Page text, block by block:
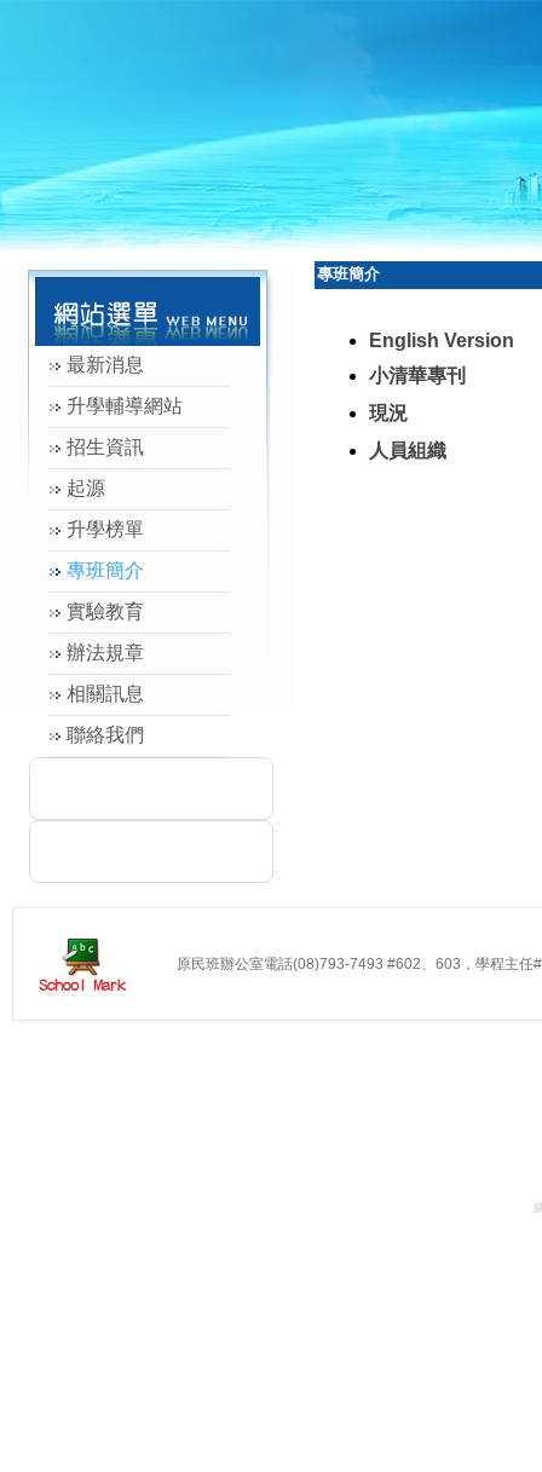
最新消息
升學輔導網站
招生資訊
起源
升學榜單
專班簡介
實驗教育
辦法規章
相關訊息
聯絡我們
專班簡介
English Version
小清華專刊
現況
人員組織
原民班辦公室電話(08)793-7493 #602、603，學程主